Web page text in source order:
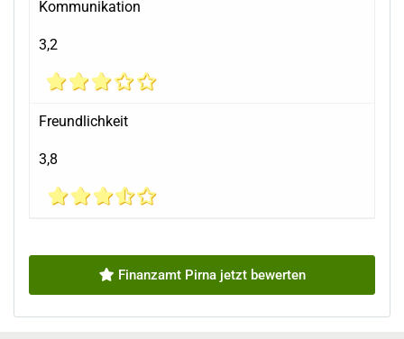
Kommunikation
3,2
Freundlichkeit
3,8
Finanzamt Pirna jetzt bewerten